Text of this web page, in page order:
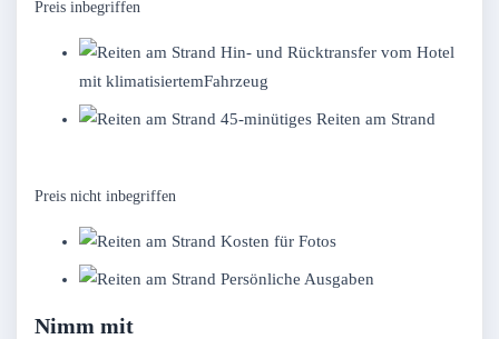
Preis inbegriffen
Hin- und Rücktransfer vom Hotel
mit klimatisiertemFahrzeug
45-minütiges Reiten am Strand
Preis nicht inbegriffen
Kosten für Fotos
Persönliche Ausgaben
Nimm mit